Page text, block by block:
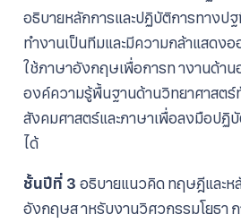
อธิบายหลักการและปฏิบัติการทางป
ทำงานเป็นทีมและมีความกล้าแสดงอ
ใช้ภาษาอังกฤษเพื่อการท างานด้า
องค์ความรู้พื้นฐานด้านวิทยาศาสตร์
สังคมศาสตร์และภาษาเพื่อลงมือปฏิ
ได้
ชั้นปีที่ 3 อธิบายแนวคิด ทฤษฎีและ
อังกฤษส าหรับงานวิศวกรรมโยธา